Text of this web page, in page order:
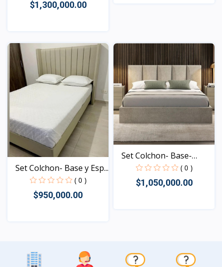
$1,300,000.00
Vista
Set Colchon- Base y Esp...
( 0 )
$950,000.00
Set Colchon- Base-
Espa...
( 0 )
$1,050,000.00